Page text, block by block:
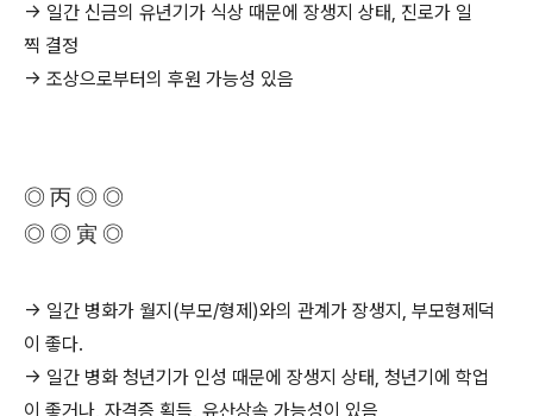
→ 일간 신금의 유년기가 식상 때문에 장생지 상태, 진로가 일
찍 결정
→ 조상으로부터의 후원 가능성 있음
◎ 丙 ◎ ◎
◎ ◎ 寅 ◎
→ 일간 병화가 월지(부모/형제)와의 관계가 장생지, 부모형제덕
이 좋다.
→ 일간 병화 청년기가 인성 때문에 장생지 상태, 청년기에 학업
이 좋거나, 자격증 획득, 유산상속 가능성이 있음